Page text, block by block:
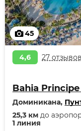
45
4,6 27 отзывов
Bahia
Доминикана,
1 линия
25,3 км до